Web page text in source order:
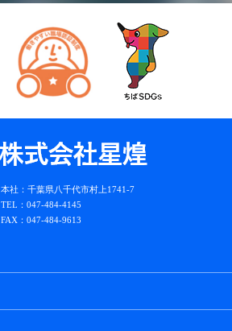
本社：千葉県八千代市村上1741-7
TEL：047-484-4145
FAX：047-484-9613